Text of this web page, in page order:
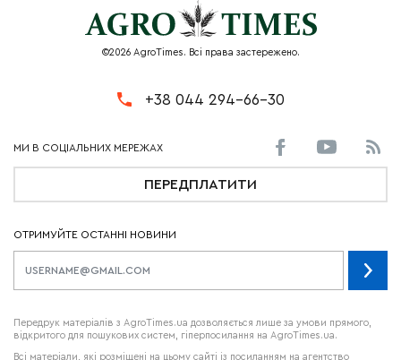
©2026 AgroTimes. Всі права застережено.
+38 044 294-66-30
ПЕРЕДПЛАТИТИ
ОТРИМУЙТЕ ОСТАННІ НОВИНИ
Передрук матеріалів з AgroTimes.ua дозволяється лише за умови прямого,
відкритого для пошукових систем, гіперпосилання на AgroTimes.ua.
Всі матеріали, які розміщені на цьому сайті із посиланням на агентство